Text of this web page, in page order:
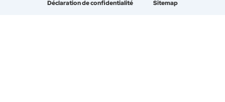
Déclaration de confidentialité Sitemap